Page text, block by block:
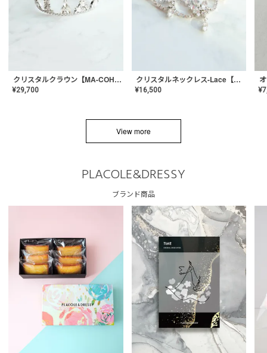
クリスタルクラウン【MA-COHD-01】韓国風クラウン/ウェディングクラウン/ティアラ
¥29,700
クリスタルネックレス-Lace【MA-CONL-02】
¥16,500 ¥
View more
PLACOLE&DRESSY
ブランド商品